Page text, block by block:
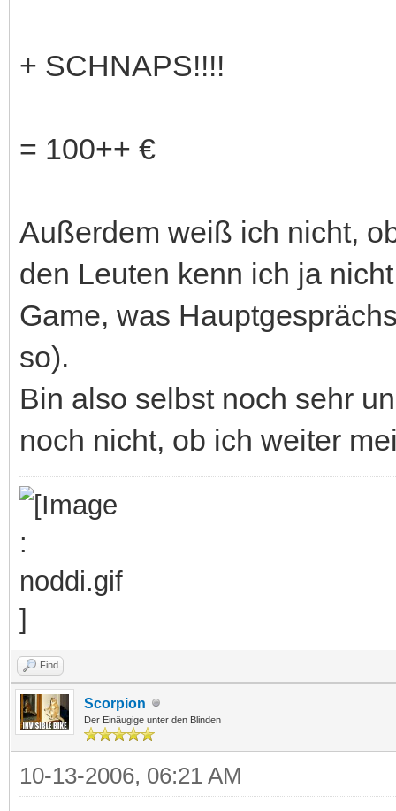
+ SCHNAPS!!!!
= 100++ €
Außerdem weiß ich nicht,
den Leuten kenn ich ja
Game, was
so).
Bin also selbst noch sehr
noch nicht, ob ich weiter
Find
Scorpion
Der Einäugige unter den Blinden
10-13-2006, 06:21 AM